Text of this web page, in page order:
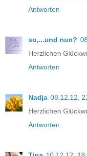
Antworten
so,...und nun?
Herzlichen
Antworten
Nadja 08.12.12,
Herzlichen
Antworten